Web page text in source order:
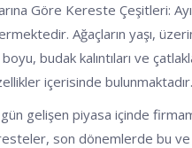
Göre Kereste Çeşitleri:
Ağaçların yaşı,
budak kalıntıları ve
içerisinde bulunmaktadır.
gelişen piyasa içinde
son dönemlerde bu